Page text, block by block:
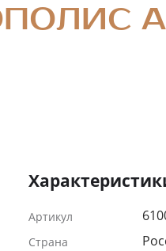
Артикул
Страна